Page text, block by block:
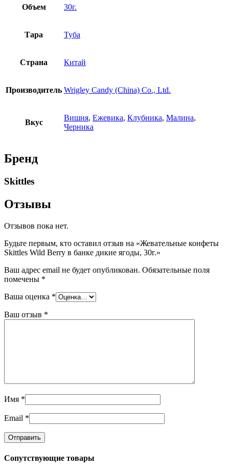
Объем 30г.
Тара Туба
Страна Китай
Производитель Wrigley Candy (China) Co., Ltd.
Вкус
Вишня, Ежевика, Клубника, Малина,
Черника
Бренд
Skittles
Отзывы
Отзывов пока нет.
Будьте первым, кто оставил отзыв на «Жевательные конфеты
Skittles Wild Berry в банке дикие ягоды, 30г.»
Ваш адрес email не будет опубликован. Обязательные поля
помечены *
Ваша оценка *
Ваш отзыв *
Имя *
Email *
Сопутствующие товары